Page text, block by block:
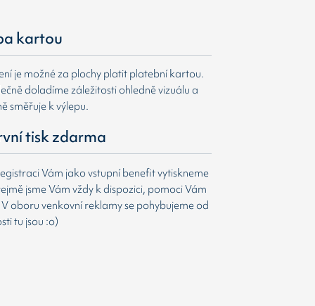
kartou
je možné za plochy platit platební kartou.
doladíme záležitosti ohledně vizuálu a
směřuje k výlepu.
tisk zdarma
Vám jako vstupní benefit vytiskneme
jsme Vám vždy k dispozici, pomoci Vám
oboru venkovní reklamy se pohybujeme od
tu jsou :o)